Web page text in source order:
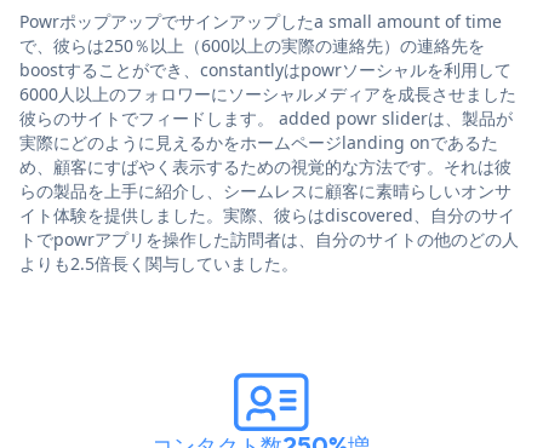
Powrポップアップでサインアップしたa small amount of time
で、彼らは250％以上（600以上の実際の連絡先）の連絡先を
boostすることができ、constantlyはpowrソーシャルを利用して
6000人以上のフォロワーにソーシャルメディアを成長させました
彼らのサイトでフィードします。 added powr sliderは、製品が
実際にどのように見えるかをホームページlanding onであるた
め、顧客にすばやく表示するための視覚的な方法です。それは彼
らの製品を上手に紹介し、シームレスに顧客に素晴らしいオンサ
イト体験を提供しました。実際、彼らはdiscovered、自分のサイ
トでpowrアプリを操作した訪問者は、自分のサイトの他のどの人
よりも2.5倍長く関与していました。